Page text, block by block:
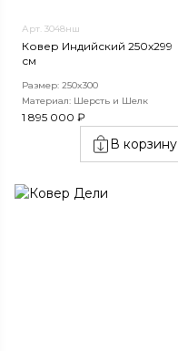
Арт. 3048нш
Ковер Индийский 250x299
см
Размер: 250x300
Материал: Шерсть и Шелк
1 895 000 ₽
В корзину